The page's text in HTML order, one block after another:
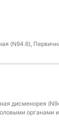
(N94.6),
дисменорея
органами